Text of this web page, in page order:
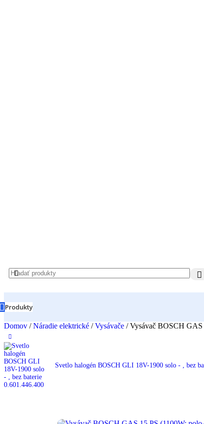
Produkty
Domov / Náradie elektrické / Vysávače / Vysávač BOSCH GAS
Svetlo halogén BOSCH GLI 18V-1900 solo - , bez